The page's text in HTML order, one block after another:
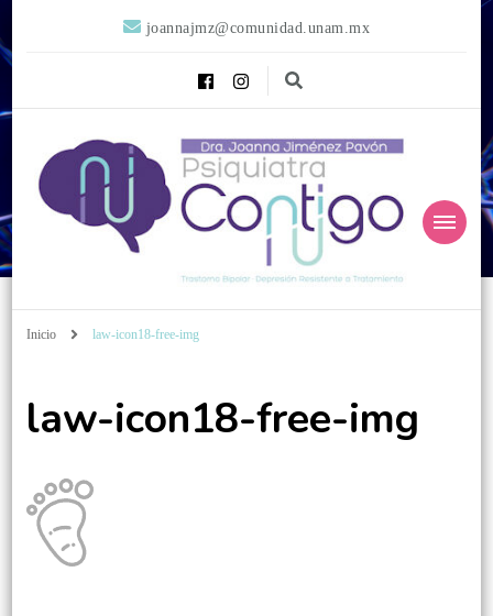
joannajmz@comunidad.unam.mx
Psiquiatra
Contigo
Inicio law-icon18-free-img
law-icon18-free-img